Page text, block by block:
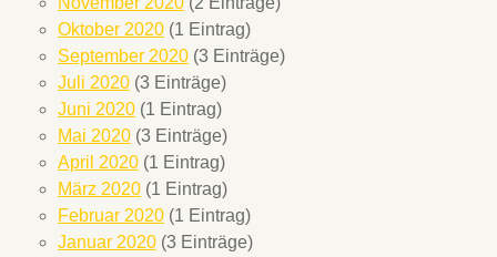
Oktober 2020 (1 Eintrag)
September 2020 (3 Einträge)
Juli 2020 (3 Einträge)
Juni 2020 (1 Eintrag)
Mai 2020 (3 Einträge)
April 2020 (1 Eintrag)
März 2020 (1 Eintrag)
Februar 2020 (1 Eintrag)
Januar 2020 (3 Einträge)